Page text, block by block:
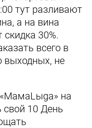
тут разливают
а на вина
30%.
всего в
выходных, не
на
свой 10 День